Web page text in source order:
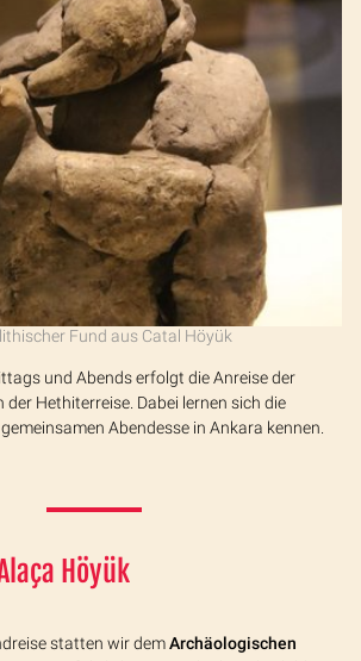
Fund aus Catal Höyük
und Abends erfolgt die Anreise der
der Hethiterreise. Dabei lernen sich die
Abendesse in Ankara kennen.
Höyük
statten wir demArchäologischen